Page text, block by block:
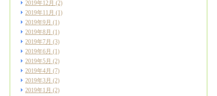
2019年12月 (2)
2019年11月 (1)
2019年9月 (1)
2019年8月 (1)
2019年7月 (3)
2019年6月 (1)
2019年5月 (2)
2019年4月 (7)
2019年3月 (2)
2019年1月 (2)